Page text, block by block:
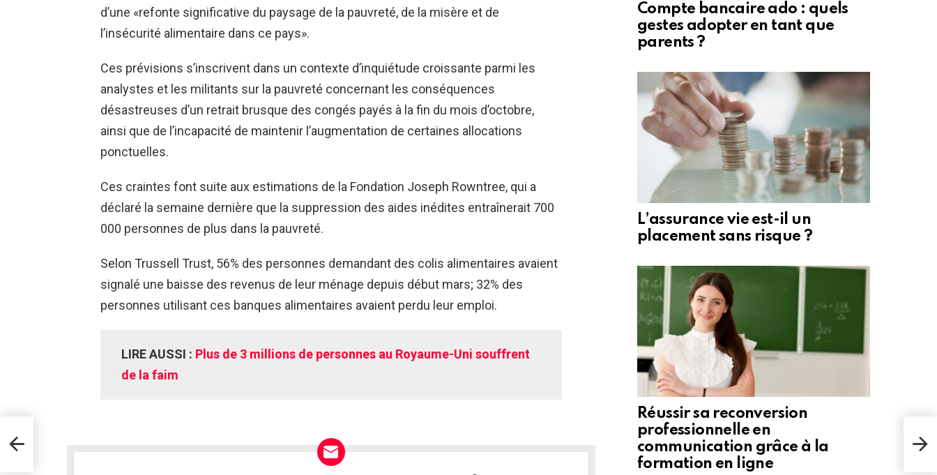
d’une «refonte significative du paysage de la pauvreté, de la misère et de
l’insécurité alimentaire dans ce pays».
Ces prévisions s’inscrivent dans un contexte d’inquiétude croissante parmi les
analystes et les militants sur la pauvreté concernant les conséquences
désastreuses d’un retrait brusque des congés payés à la fin du mois d’octobre,
ainsi que de l’incapacité de maintenir l’augmentation de certaines allocations
ponctuelles.
Ces craintes font suite aux estimations de la Fondation Joseph Rowntree, qui a
déclaré la semaine dernière que la suppression des aides inédites entraînerait 700
000 personnes de plus dans la pauvreté.
Selon Trussell Trust, 56% des personnes demandant des colis alimentaires avaient
signalé une baisse des revenus de leur ménage depuis début mars; 32% des
personnes utilisant ces banques alimentaires avaient perdu leur emploi.
LIRE AUSSI : Plus de 3 millions de personnes au Royaume-Uni souffrent
de la faim
Compte bancaire ado : quels
gestes adopter en tant que
parents ?
L’assurance vie est-il un
placement sans risque ?
Réussir sa reconversion
professionnelle en
communication grâce à la
formation en ligne